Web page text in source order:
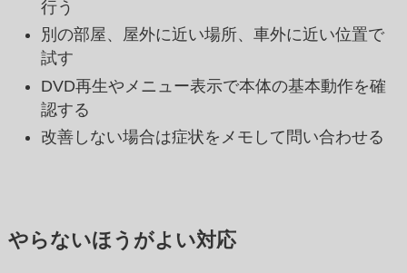
行う
別の部屋、屋外に近い場所、車外に近い位置で
試す
DVD再生やメニュー表示で本体の基本動作を確
認する
改善しない場合は症状をメモして問い合わせる
やらないほうがよい対応